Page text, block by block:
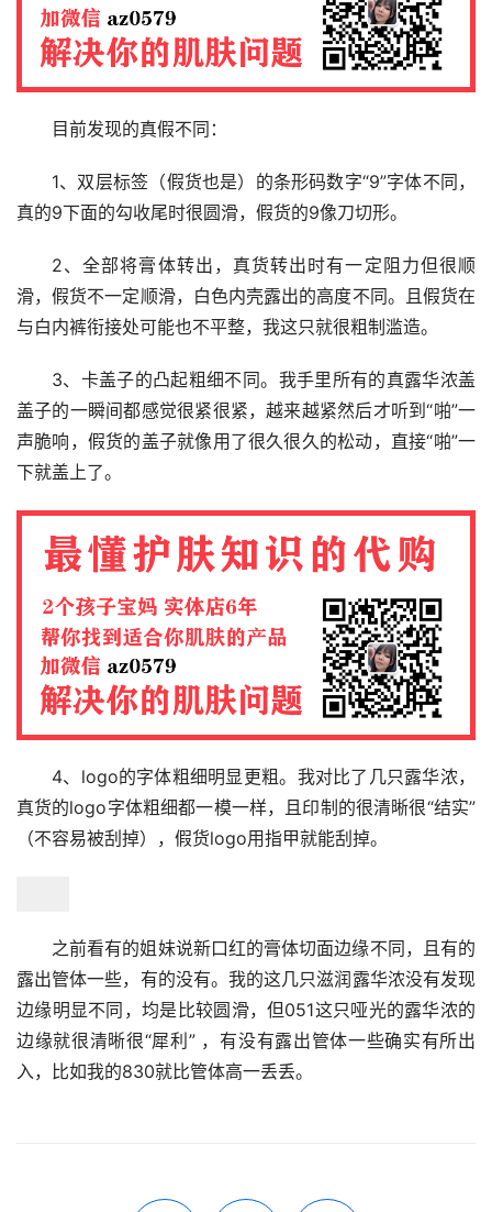
目前发现的真假不同：
1、双层标签（假货也是）的条形码数字“9”字体不同，
真的9下面的勾收尾时很圆滑，假货的9像刀切形。
2、全部将膏体转出，真货转出时有一定阻力但很顺
滑，假货不一定顺滑，白色内壳露出的高度不同。且假货在
与白内裤衔接处可能也不平整，我这只就很粗制滥造。
3、卡盖子的凸起粗细不同。我手里所有的真露华浓盖
盖子的一瞬间都感觉很紧很紧，越来越紧然后才听到“啪”一
声脆响，假货的盖子就像用了很久很久的松动，直接“啪”一
下就盖上了。
4、logo的字体粗细明显更粗。我对比了几只露华浓，
真货的logo字体粗细都一模一样，且印制的很清晰很“结实”
（不容易被刮掉），假货logo用指甲就能刮掉。
之前看有的姐妹说新口红的膏体切面边缘不同，且有的
露出管体一些，有的没有。我的这几只滋润露华浓没有发现
边缘明显不同，均是比较圆滑，但051这只哑光的露华浓的
边缘就很清晰很“犀利” ，有没有露出管体一些确实有所出
入，比如我的830就比管体高一丢丢。